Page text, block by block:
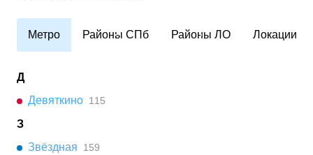
Метро Районы СПб Районы ЛО Локации
Д
Девяткино 115
З
Звёздная
159